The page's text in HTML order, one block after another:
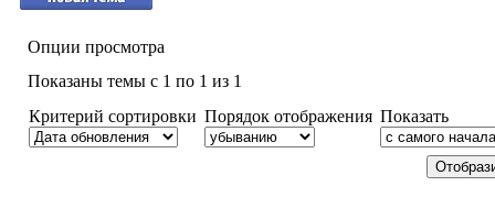
Опции просмотра
Показаны темы с 1 по 1 из 1
Критерий сортировки Порядок отображения Показать